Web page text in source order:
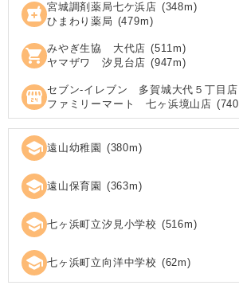
local_pharmacy 宮城調剤薬局七ケ浜店 (348m)
ひまわり薬局 (479m)
shopping_cart みやぎ生協 大代店 (511m)
ヤマザワ 汐見台店 (947m)
local_convenience_store セブン‐イレブン 多賀城大代５丁目店
ファミリーマート 七ヶ浜境山店 (740
school 遠山幼稚園 (380m)
school 遠山保育園 (363m)
school 七ヶ浜町立汐見小学校 (516m)
school 七ヶ浜町立向洋中学校 (62m)